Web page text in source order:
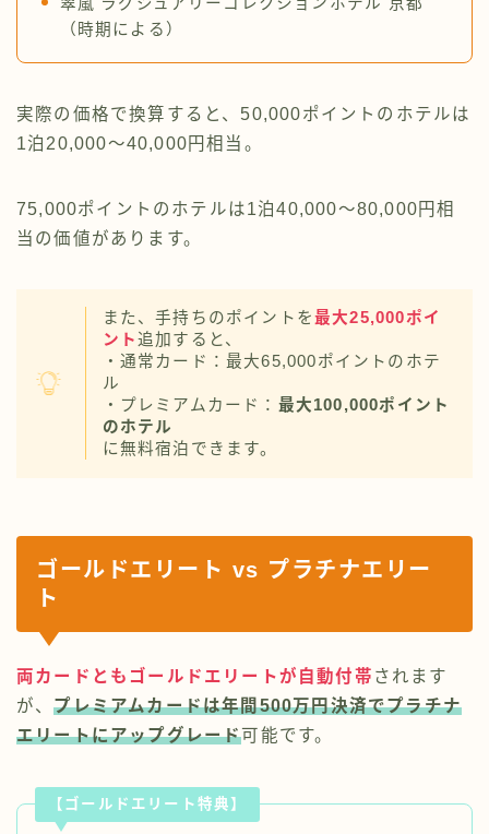
（時期による）
実際の価格で換算すると、50,000ポイントのホテルは
1泊20,000〜40,000円相当。
75,000ポイントのホテルは1泊40,000〜80,000円相
当の価値があります。
また、手持ちのポイントを最大25,000ポイ
ント追加すると、
・通常カード：最大65,000ポイントのホテ
ル
・プレミアムカード： 最大100,000ポイント
のホテル
に無料宿泊できます。
ゴールドエリート vs プラチナエリー
ト
両カードとも ゴールドエリートが自動付帯 されます
が、プレミアムカードは年間500万円決済でプラチナ
エリートにアップグレード可能です。
【ゴールドエリート特典】